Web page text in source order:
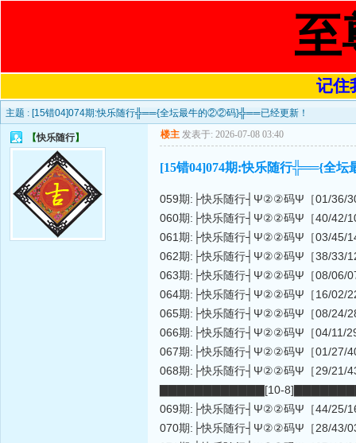
至
记住
主题 : [15错04]074期:快乐随行╬══{全坛最牛的②②码}╬══已经更新！
【快乐随行】 楼主 发表于: 2026-07-08 03:40
[15错04]074期:快乐随行╬══{全
059期:├快乐随行┤Ψ②②码Ψ［01/36/
060期:├快乐随行┤Ψ②②码Ψ［40/42/
061期:├快乐随行┤Ψ②②码Ψ［03/45/
062期:├快乐随行┤Ψ②②码Ψ［38/33/
063期:├快乐随行┤Ψ②②码Ψ［08/06/
064期:├快乐随行┤Ψ②②码Ψ［16/02/
065期:├快乐随行┤Ψ②②码Ψ［08/24/
066期:├快乐随行┤Ψ②②码Ψ［04/11/
067期:├快乐随行┤Ψ②②码Ψ［01/27/
068期:├快乐随行┤Ψ②②码Ψ［29/21/
▇▇▇▇▇▇▇▇▇▇▇▇[10-
069期:├快乐随行┤Ψ②②码Ψ［44/25/
070期:├快乐随行┤Ψ②②码Ψ［28/43/